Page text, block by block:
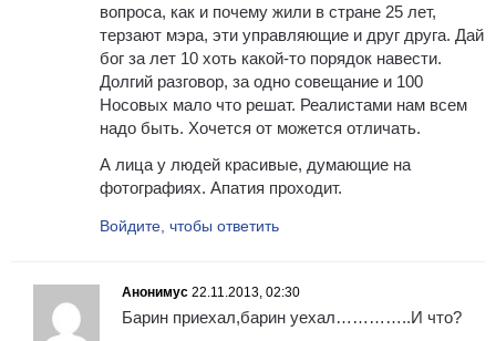
вопроса, как и почему жили в стране 25 лет,
терзают мэра, эти управляющие и друг друга. Дай
бог за лет 10 хоть какой-то порядок навести.
Долгий разговор, за одно совещание и 100
Носовых мало что решат. Реалистами нам всем
надо быть. Хочется от можется отличать.
А лица у людей красивые, думающие на
фотографиях. Апатия проходит.
Войдите, чтобы ответить
Анонимус 22.11.2013, 02:30
Барин приехал,барин уехал…………..И что?